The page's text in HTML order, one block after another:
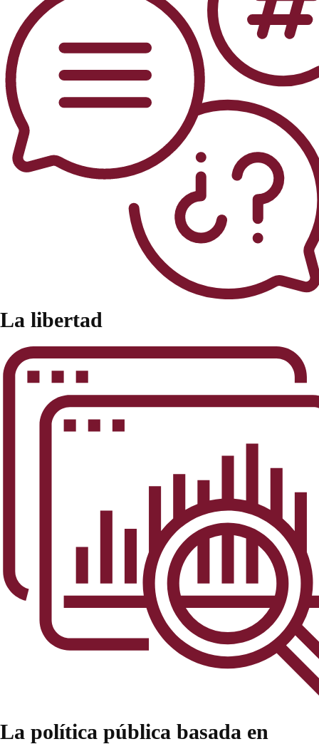
La libertad
La política pública basada en